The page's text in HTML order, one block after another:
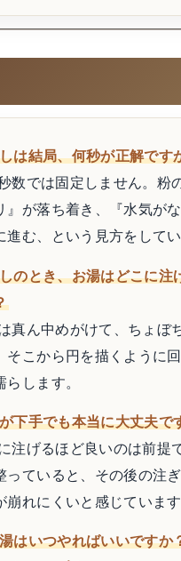
は結局、何秒が正解です
数では固定しません。粉
』が落ち着き、『水気が
進む、という見方をしてい
のとき、お湯はどこに注
真ん中めがけて、ちょぼ
そこから円を描くように
らします。
下手でも本当に大丈夫で
注げるほど良いのは前提
っていると、その後の注
崩れにくいと感じています
はいつやればいいですか